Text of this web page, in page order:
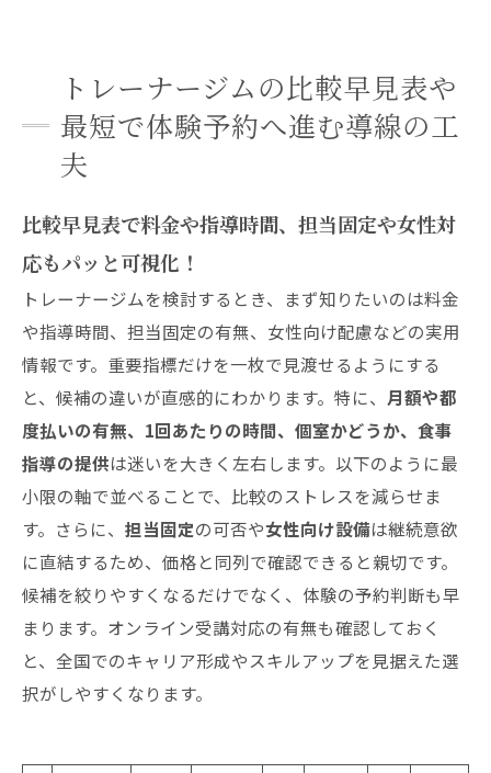
トレーナージムの比較早見表や
最短で体験予約へ進む導線の工
夫
比較早見表で料金や指導時間、担当固定や女性対
応もパッと可視化！
トレーナージムを検討するとき、まず知りたいのは料金
や指導時間、担当固定の有無、女性向け配慮などの実用
情報です。重要指標だけを一枚で見渡せるようにする
と、候補の違いが直感的にわかります。特に、 月額や都
度払いの有無、1回あたりの時間、個室かどうか、食事
指導の提供は迷いを大きく左右します。以下のように最
小限の軸で並べることで、比較のストレスを減らせま
す。さらに、 担当固定の可否や女性向け設備は継続意欲
に直結するため、価格と同列で確認できると親切です。
候補を絞りやすくなるだけでなく、体験の予約判断も早
まります。オンライン受講対応の有無も確認しておく
と、全国でのキャリア形成やスキルアップを見据えた選
択がしやすくなります。